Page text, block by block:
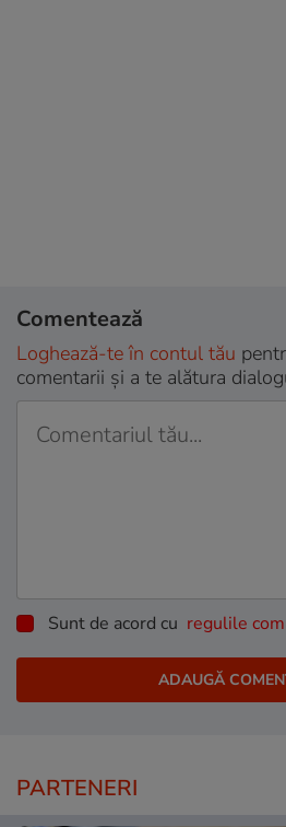
Comentează
Loghează-te în contul tău
comentarii și a te alătura
Sunt de acord cu regulile
PARTENERI